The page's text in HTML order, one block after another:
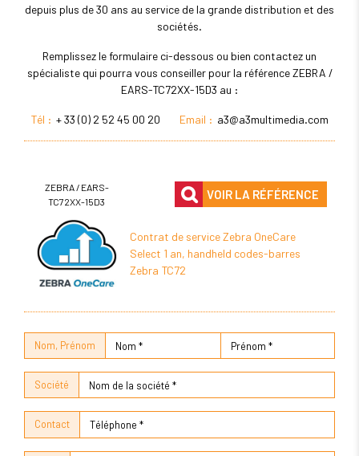
depuis plus de 30 ans au service de la grande distribution et des
sociétés.
Remplissez le formulaire ci-dessous ou bien contactez un
spécialiste qui pourra vous conseiller pour la référence ZEBRA /
EARS-TC72XX-15D3 au :
Tél : + 33 (0) 2 52 45 00 20 Email : a3@a3multimedia.com
ZEBRA / EARS-
TC72XX-15D3
VOIR LA RÉFÉRENCE
Contrat de service Zebra OneCare
Select 1 an, handheld codes-barres
Zebra TC72
Nom, Prénom
Société
Contact